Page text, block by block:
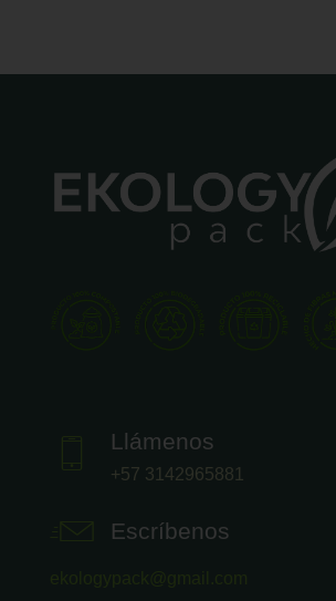
Llámenos
+57 3142965881
Escríbenos